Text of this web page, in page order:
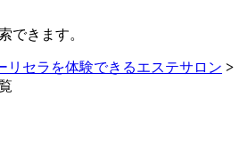
できます。
リセラを体験できるエステサロン >